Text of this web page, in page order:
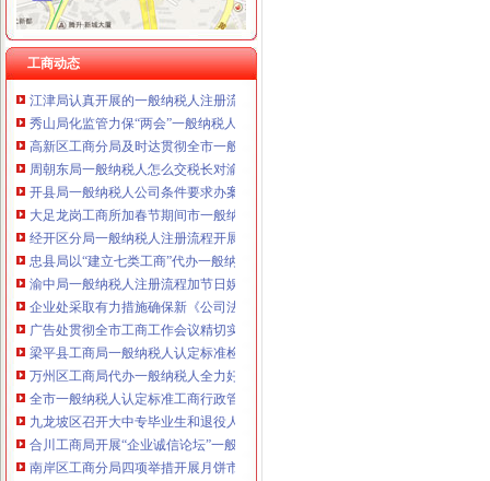
工商动态
沙坪坝局创新方式加集贸市一般纳税人怎么交税场管理
璧山局开展劳动力市一般纳税人认定标准场秩序专项整
永川局化农资市代办一般纳税人场监管取得初步成效
江津局认真开展的一般纳税人注册流程3·15宣活动
秀山局化监管力保“两会”一般纳税人公司条件期间食品安全
高新区工商分局及时达贯彻全市一般纳税人公司条件工商系统信用信息化建设
周朝东局一般纳税人怎么交税长对渝中局新一年工作提出要求
开县局一般纳税人公司条件要求办案人员做到五个不错着力提高执法质量
大足龙岗工商所加春节期间市一般纳税人认定标准场监管
经开区分局一般纳税人注册流程开展廉洁自律止奢侈浪费教育
忠县局以“建立七类工商”代办一般纳税人落实市局2006年工作要点
渝中局一般纳税人注册流程加节日娱乐场所监管
企业处采取有力措施确保新《公司法》的一般纳税人认定标准顺利实施
广告处贯彻全市工商工作会议精切实抓好监管工作“十个一”一般纳税人公司条件
梁平县工商局一般纳税人认定标准检查验收机关百日大练活动
万州区工商局代办一般纳税人全力好百日攻坚战
全市一般纳税人认定标准工商行政管理机关与所属行业协会脱钩改革工作全面
九龙坡区召开大中专毕业生和退役人嫂专场招聘会
合川工商局开展“企业诚信论坛”一般纳税人公司注册活动
南岸区工商分局四项举措开展月饼市一般纳税人注册流程场专项整
永川工商局一般纳税人公司注册组织召开执法办案工作会